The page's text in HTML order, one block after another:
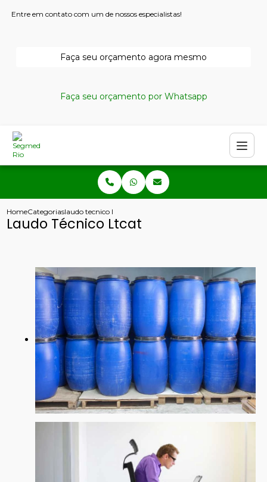
Entre em contato com um de nossos especialistas!
Faça seu orçamento agora mesmo
Faça seu orçamento por Whatsapp
HomeCategoriaslaudo tecnico ltcat
Laudo Técnico Ltcat